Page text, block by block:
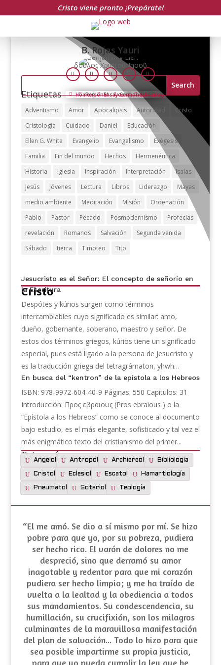
Cristo viene pronto ¡Prepárate!
B. Rojas Yauri
δοῦλος Χριστοῦ Ἰησοῦ
FollowFollowFollowFollowFollow
Search
HomePersonalEnsayosSermonesLibrosBlog
Etiquetas
Adventismo Amor Apocalipsis Autoridad
Cristo
Cristología
Cuidado Daniel
Educación
Ellen G. White
Evangelio Evangelismo
Exégesis
Familia
Fin del mundo Hechos
Hermenéutica
Historia
Iglesia Inspiración Interpretación
Isaías
Jesús
Jóvenes Lectura Libros Liderazgo
Mayas
medio ambiente
Meditación Misión
Ordenación
Pablo
Pastor Pecado Posmodernismo
Profecías
revelación
Romanos Salvación
Segunda venida
Sábado
tierra Timoteo Tito
Cristo
Jesucristo es el Señor: El concepto de señorío en
la Escritura
Despótes y kúrios surgen como términos
intercambiables cuyo significado es similar: amo,
dueño, gobernante, soberano, maestro y señor. De
estos dos términos griegos, kúrios tiene un significado
especial, pues está ligado a la persona de Jesucristo y
es la traducción griega del tetragrámaton, yhwh…
En busca del “kentron” de la epístola a los Hebreos
ISBN: 978-9972-604-40-9 Páginas: 550 Capítulos: 31
Introducción: Προς εβραιους (Pros ebraious ) o la
“Epístola a los Hebreos” como se conoce al documento
bajo estudio, es el más elegante, sofisticado y tal vez el
más enigmático texto del cristianismo del primer...
Categorías:
Angelología Antropología Archiereología Bibliología
Cristología Eclesiología Escatología Hamartiología
Pneumatología Soteriología Teología
“El me amó. Se dio a sí mismo por mí. Se hizo
pobre para que yo, por su pobreza, pudiera
ser hecho rico. El varón de dolores no me
despreció, sino que derramó su amor
inagotable y redentor para que mi corazón
pudiera ser hecho limpio; y me ha traído de
vuelta a la lealtad y la obediencia a todos
sus mandamientos. Su condescendencia, su
humillación, su crucifixión, son los milagros
culminantes de la maravillosa manifestación
del plan de salvación... Todo lo hizo para que
sea posible impartirme su propia justicia,
para que yo pueda cumplir la ley que he